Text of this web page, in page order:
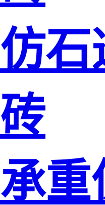
仿石
砖
承重